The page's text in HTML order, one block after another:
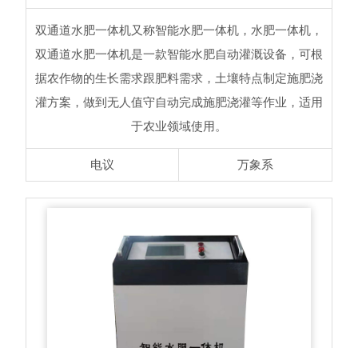
双通道水肥一体机又称智能水肥一体机，水肥一体机，
双通道水肥一体机是一款智能水肥自动灌溉设备，可根
据农作物的生长需求跟肥料需求，土壤特点制定施肥浇
灌方案，做到无人值守自动完成施肥浇灌等作业，适用
于农业领域使用。
电议 万象系